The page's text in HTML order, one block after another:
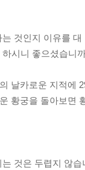
일어나길
나, 넌
이 되면 어떻겠느
내 사람이다
았다
좋아하게 될 터이
뿐이다
, 정말 미안하다
것인지 이유를 대
시니 좋으셨습니
날카로운 지적에
황궁을 돌아보면
것은 두렵지 않습